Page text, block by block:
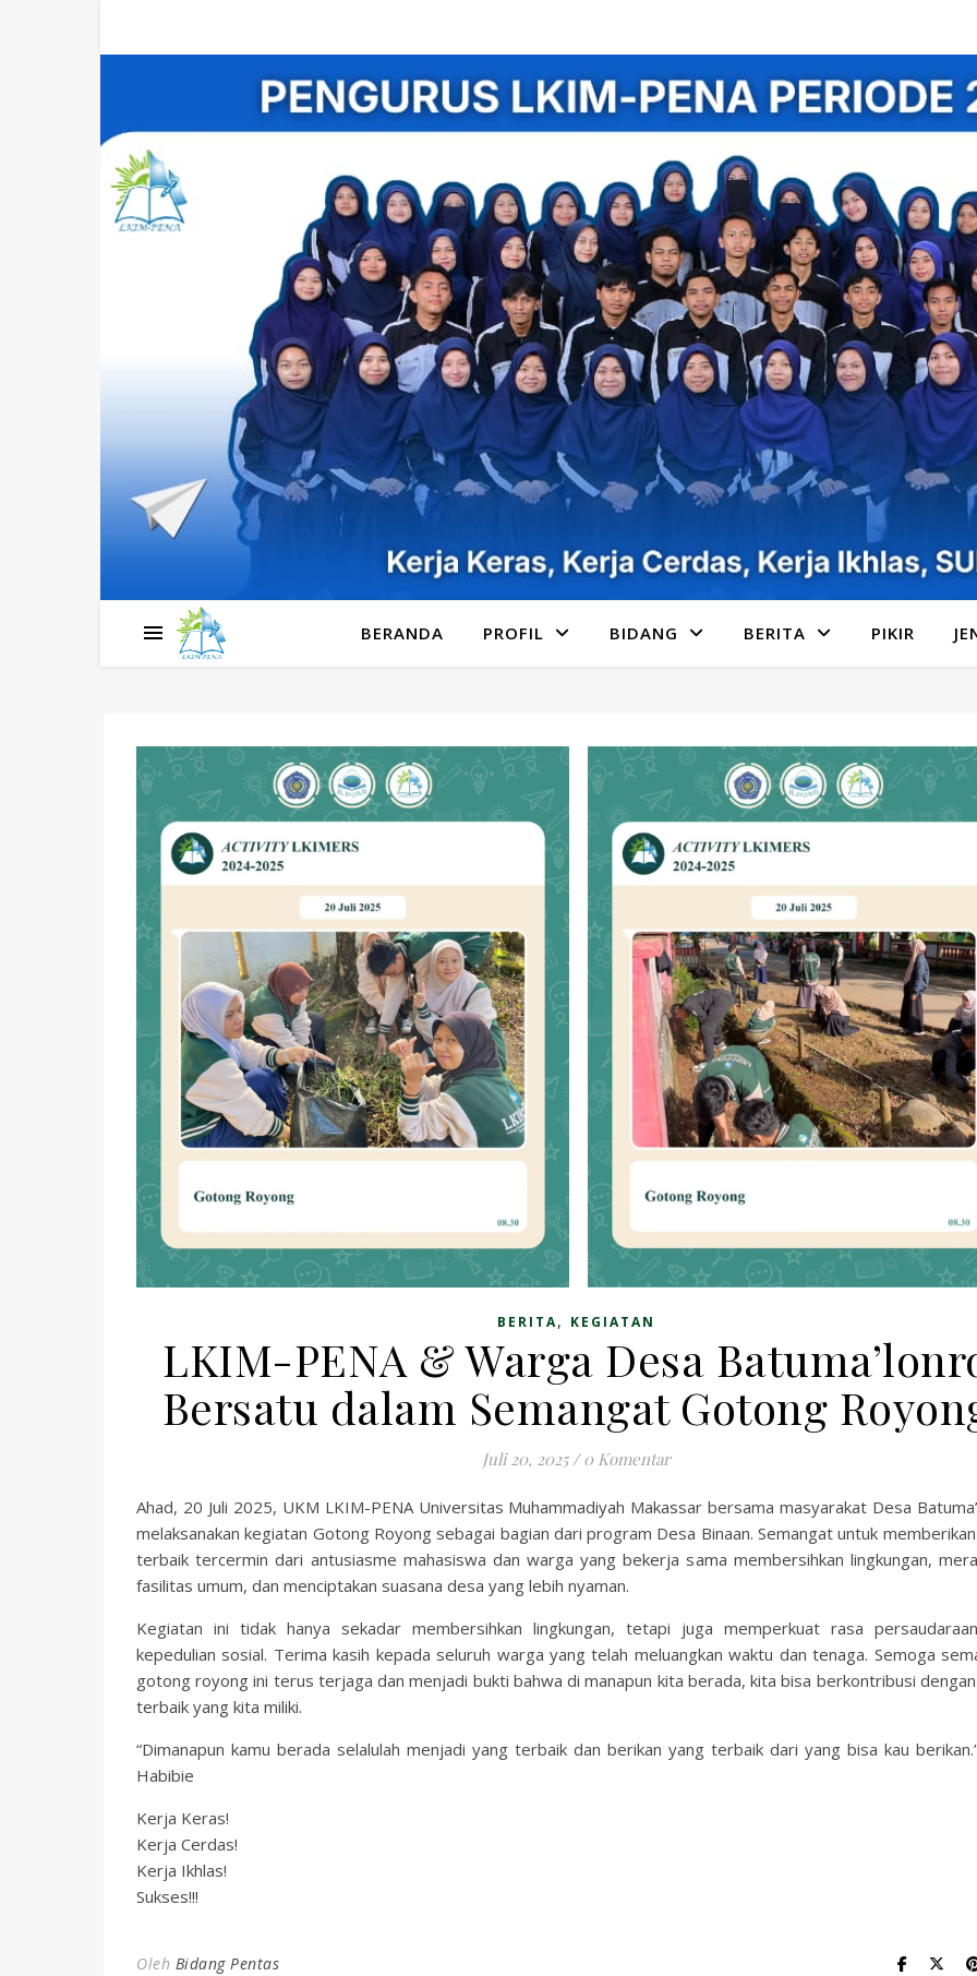
BERANDA PROFIL BIDANG BERITA PIKIR
BERITA, KEGIATAN
LKIM-PENA & Warga Desa
Bersatu dalam Semangat Gotong
Juli 20, 2025 / 0 Komentar
Ahad, 20 Juli 2025, UKM LKIM-PENA Universitas Muhammadiyah Makassar bersama masyarakat Desa
melaksanakan kegiatan Gotong Royong sebagai bagian dari program Desa Binaan. Semangat untuk
terbaik tercermin dari antusiasme mahasiswa dan warga yang bekerja sama membersihkan lingkungan,
fasilitas umum, dan menciptakan suasana desa yang lebih nyaman.
Kegiatan ini tidak hanya sekadar membersihkan lingkungan, tetapi juga memperkuat rasa
kepedulian sosial. Terima kasih kepada seluruh warga yang telah meluangkan waktu dan tenaga. Semoga
gotong royong ini terus terjaga dan menjadi bukti bahwa di manapun kita berada, kita bisa berkontribusi
terbaik yang kita miliki.
“Dimanapun kamu berada selalulah menjadi yang terbaik dan berikan yang terbaik dari yang bisa kau
Habibie
Kerja Keras!
Kerja Cerdas!
Kerja Ikhlas!
Sukses!!!
Oleh Bidang Pentas